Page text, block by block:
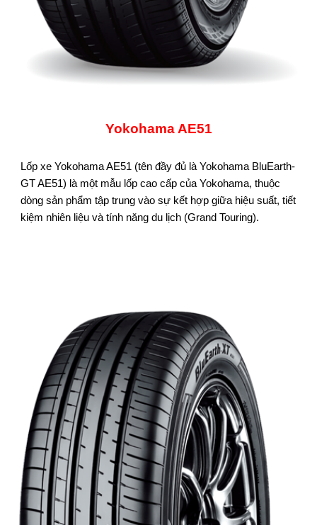
Yokohama AE51
Lốp xe Yokohama AE51 (tên đầy đủ là Yokohama BluEarth-
GT AE51) là một mẫu lốp cao cấp của Yokohama, thuộc
dòng sản phẩm tập trung vào sự kết hợp giữa hiệu suất, tiết
kiệm nhiên liệu và tính năng du lịch (Grand Touring).